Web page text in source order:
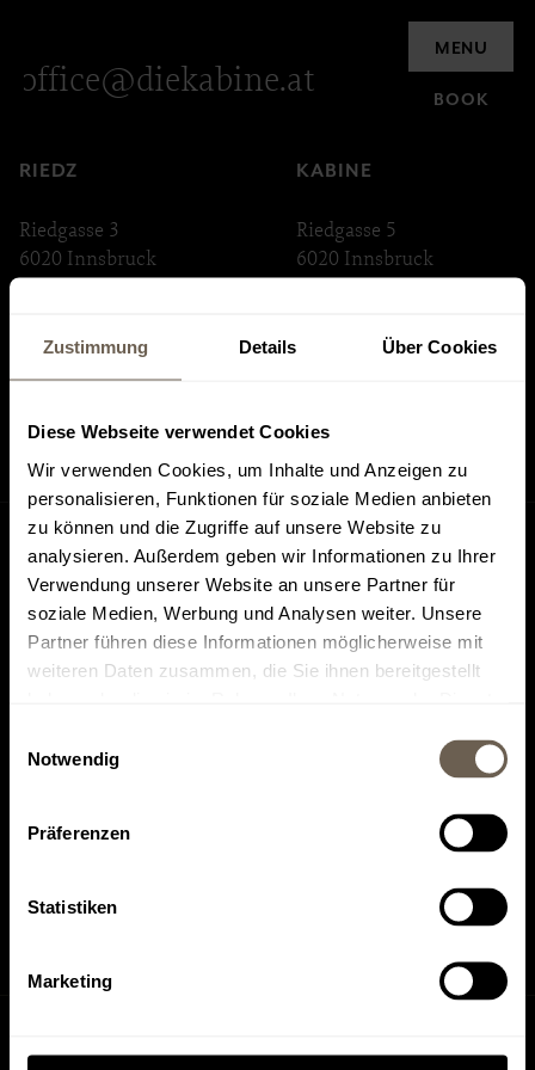
Zustimmung Details Über Cookies
Diese Webseite verwendet Cookies
Wir verwenden Cookies, um Inhalte und Anzeigen zu
personalisieren, Funktionen für soziale Medien anbieten
zu können und die Zugriffe auf unsere Website zu
analysieren. Außerdem geben wir Informationen zu Ihrer
Verwendung unserer Website an unsere Partner für
soziale Medien, Werbung und Analysen weiter. Unsere
Partner führen diese Informationen möglicherweise mit
weiteren Daten zusammen, die Sie ihnen bereitgestellt
Notwendig
Präferenzen
Statistiken
Marketing
MENU
BOOK
office@diekabine.at
RIEDZ
Riedgasse 3
6020 Innsbruck
KABINE
Riedgasse 5
6020 Innsbruck
ABSTEIGE
6020 Innsbruck
INNSTRASSE 33
6020 Innsbruck
Top rated on
Find us on
Find us on
Inquiry